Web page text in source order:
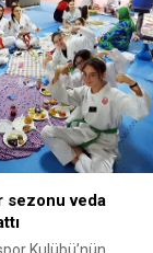
Meclis
konuşan ATSO
sezonu veda
Kulübü’nün